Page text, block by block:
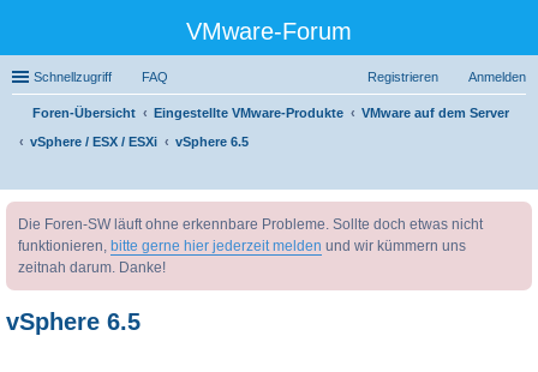
VMware-Forum
Schnellzugriff FAQ Anmelden
Registrieren
Foren-Übersicht Eingestellte VMware-Produkte
VMware auf dem Server
vSphere / ESX / ESXi
vSphere 6.5
uc
Die Foren-SW läuft ohne erkennbare Probleme. Sollte doch etwas nicht
funktionieren, bitte gerne hier jederzeit melden und wir kümmern uns
zeitnah darum. Danke!
vSphere 6.5